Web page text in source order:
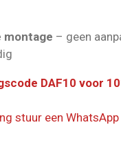
montage – geen
DAF10 voor
stuur een